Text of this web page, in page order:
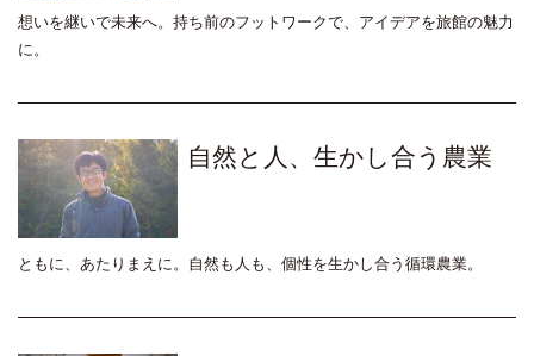
想いを継いで未来へ。持ち前のフットワークで、アイデアを旅館の魅力
に。
自然と人、生かし合う農業
ともに、あたりまえに。自然も人も、個性を生かし合う循環農業。